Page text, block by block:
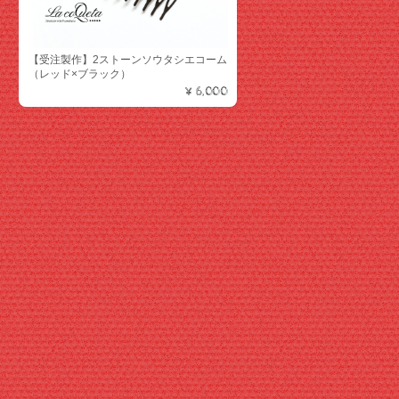
【受注製作】2ストーンソウタシエコーム
（レッド×ブラック）
¥6,000